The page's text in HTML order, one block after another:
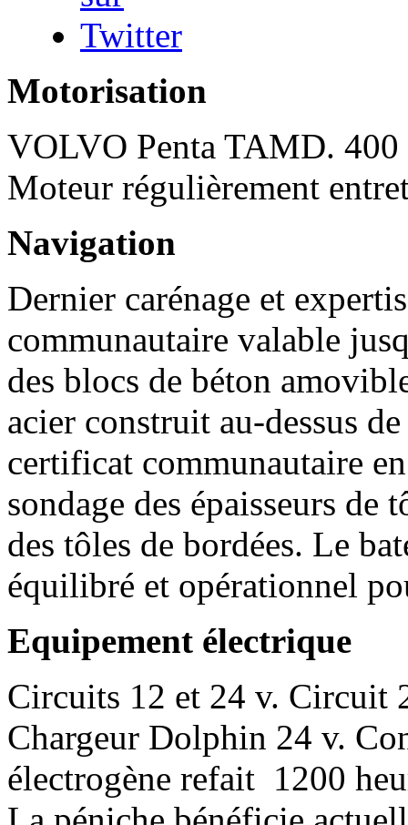
Motorisation
VOLVO Penta TAMD.
Moteur régulièrement
Navigation
Dernier carénage et
communautaire valable
des blocs de béton
acier construit au-dessus
certificat communautaire
sondage des épaisseurs de
des tôles de bordées. Le
équilibré et opérationnel
Equipement électrique
Circuits 12 et 24 v. Circuit
Chargeur Dolphin 24 v.
électrogène refait 1200